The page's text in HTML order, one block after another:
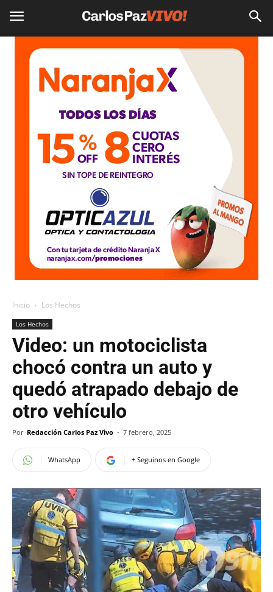
Inicio Los Hechos
Los Hechos
Video: un motociclista
chocó contra un auto y
quedó atrapado debajo de
otro vehículo
Por Redacción Carlos Paz Vivo - 7 febrero, 2025
WhatsApp + Seguinos en Google